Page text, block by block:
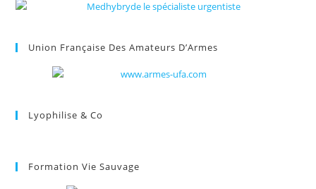
Union Française Des Amateurs D’Armes
Lyophilise & Co
Formation Vie Sauvage